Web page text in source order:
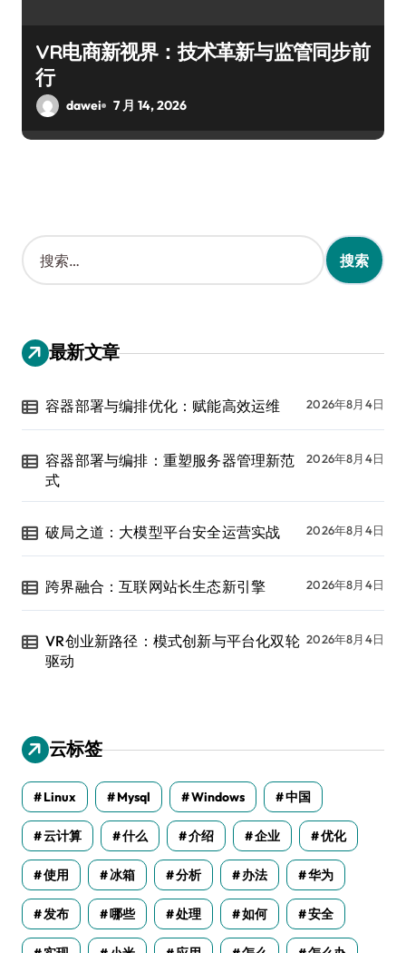
VR电商新视界：技术革新与监管同步前
行
dawei 7 月 14, 2026
搜
索
：
最新文章
容器部署与编排优化：赋能高效运维 2026年8月4日
容器部署与编排：重塑服务器管理新范
式
2026年8月4日
破局之道：大模型平台安全运营实战 2026年8月4日
跨界融合：互联网站长生态新引擎 2026年8月4日
VR创业新路径：模式创新与平台化双轮
驱动
2026年8月4日
云标签
Linux Mysql Windows 中国
云计算 什么 介绍 企业 优化
使用 冰箱 分析 办法 华为
发布 哪些 处理 如何 安全